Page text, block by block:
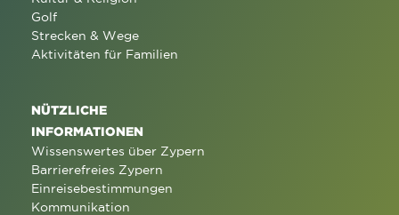
Golf
Strecken & Wege
Aktivitäten für Familien
NÜTZLICHE
INFORMATIONEN
Wissenswertes über Zypern
Barrierefreies Zypern
Einreisebestimmungen
Kommunikation